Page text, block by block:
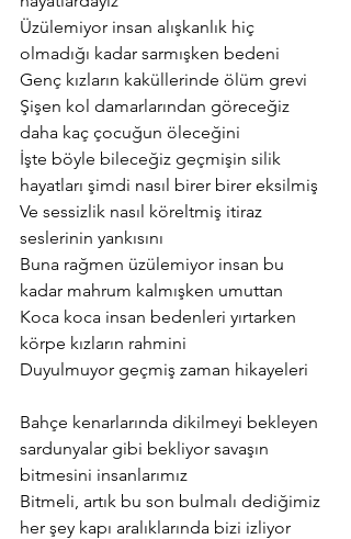
Üzülemiyor insan alışkanlık hiç
olmadığı kadar sarmışken bedeni
Genç kızların kaküllerinde ölüm grevi
Şişen kol damarlarından göreceğiz
daha kaç çocuğun öleceğini
İşte böyle bileceğiz geçmişin silik
hayatları şimdi nasıl birer birer eksilmiş
Ve sessizlik nasıl köreltmiş itiraz
seslerinin yankısını
Buna rağmen üzülemiyor insan bu
kadar mahrum kalmışken umuttan
Koca koca insan bedenleri yırtarken
körpe kızların rahmini
Duyulmuyor geçmiş zaman hikayeleri
Bahçe kenarlarında dikilmeyi bekleyen
sardunyalar gibi bekliyor savaşın
bitmesini insanlarımız
Bitmeli, artık bu son bulmalı dediğimiz
her şey kapı aralıklarında bizi izliyor